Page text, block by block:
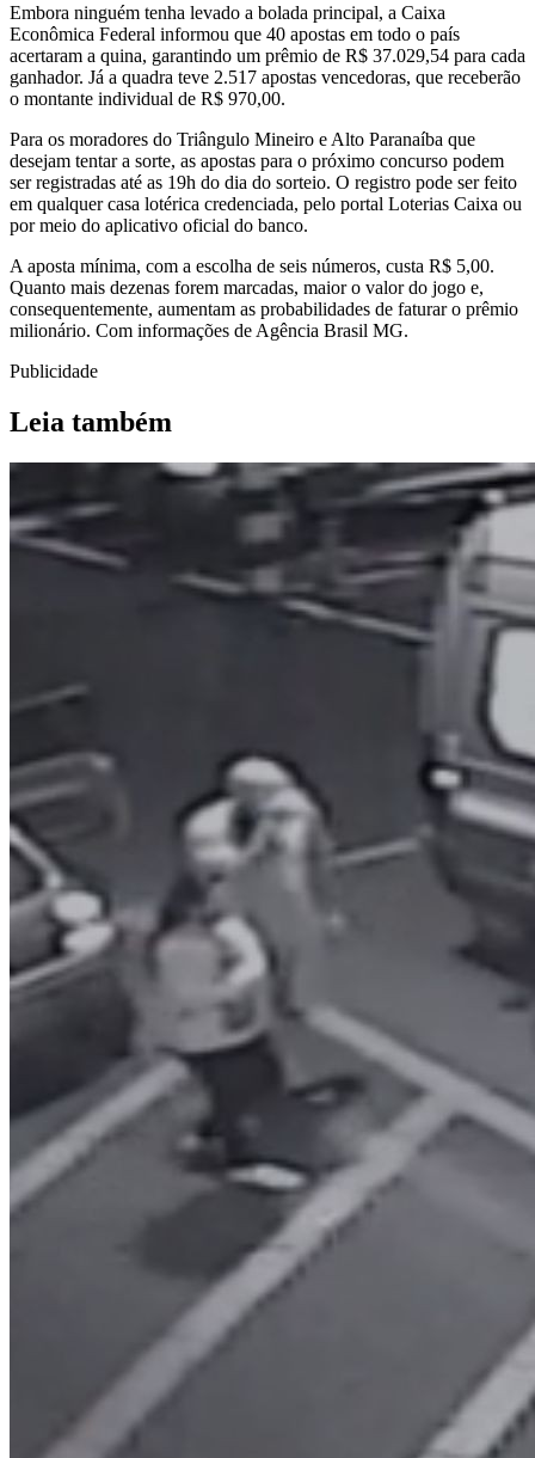
Embora ninguém tenha levado a bolada principal, a Caixa
Econômica Federal informou que 40 apostas em todo o país
acertaram a quina, garantindo um prêmio de R$ 37.029,54 para cada
ganhador. Já a quadra teve 2.517 apostas vencedoras, que receberão
o montante individual de R$ 970,00.
Para os moradores do Triângulo Mineiro e Alto Paranaíba que
desejam tentar a sorte, as apostas para o próximo concurso podem
ser registradas até as 19h do dia do sorteio. O registro pode ser feito
em qualquer casa lotérica credenciada, pelo portal Loterias Caixa ou
por meio do aplicativo oficial do banco.
A aposta mínima, com a escolha de seis números, custa R$ 5,00.
Quanto mais dezenas forem marcadas, maior o valor do jogo e,
consequentemente, aumentam as probabilidades de faturar o prêmio
milionário. Com informações de Agência Brasil MG.
Publicidade
Leia também